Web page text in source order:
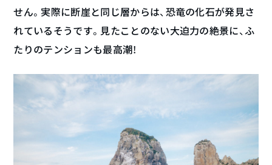
せん。実際に断崖と同じ層からは、恐竜の化石が発見さ
れているそうです。見たことのない大迫力の絶景に、ふ
たりのテンションも最高潮！